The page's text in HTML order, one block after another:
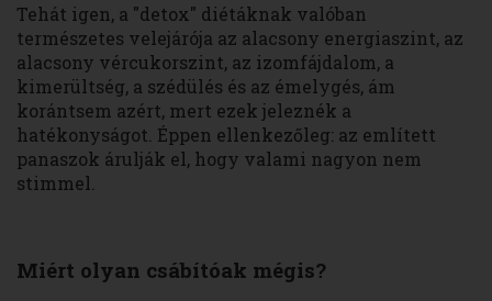
Tehát igen, a "detox" diétáknak valóban
természetes velejárója az alacsony energiaszint, az
alacsony vércukorszint, az izomfájdalom, a
kimerültség, a szédülés és az émelygés, ám
korántsem azért, mert ezek jeleznék a
hatékonyságot. Éppen ellenkezőleg: az említett
panaszok árulják el, hogy valami nagyon nem
stimmel.
Miért olyan csábítóak mégis?